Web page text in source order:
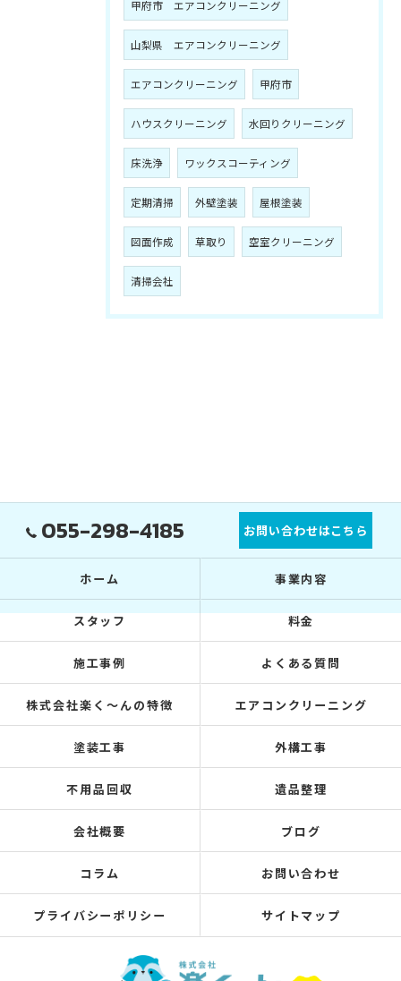
甲府市 エアコンクリーニング
山梨県 エアコンクリーニング
エアコンクリーニング 甲府市
ハウスクリーニング 水回りクリーニング
床洗浄 ワックスコーティング
定期清掃 外壁塗装 屋根塗装
図面作成 草取り 空室クリーニング
清掃会社
055-298-4185 お問い合わせはこちら
ホーム 事業内容
スタッフ 料金
施工事例 よくある質問
株式会社楽く～んの特徴 エアコンクリーニング
塗装工事 外構工事
不用品回収 遺品整理
会社概要 ブログ
コラム お問い合わせ
プライバシーポリシー サイトマップ